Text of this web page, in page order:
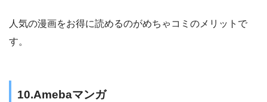
人気の漫画をお得に読めるのがめちゃコミのメリットで
す。
10.Amebaマンガ